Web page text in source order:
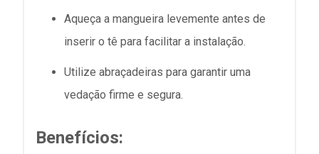
Aqueça a mangueira levemente antes de
inserir o tê para facilitar a instalação.
Utilize abraçadeiras para garantir uma
vedação firme e segura.
Benefícios: